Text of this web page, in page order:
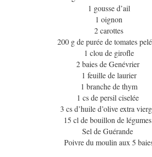
1 gousse d’ail
1 oignon
2 carottes
200 g de purée de tomates
1 clou de girofle
2 baies de Genévrier
1 feuille de laurier
1 branche de thym
1 cs de persil ciselée
3 cs d’huile d’olive extra
15 cl de bouillon de légumes
Sel de Guérande
Poivre du moulin aux 5